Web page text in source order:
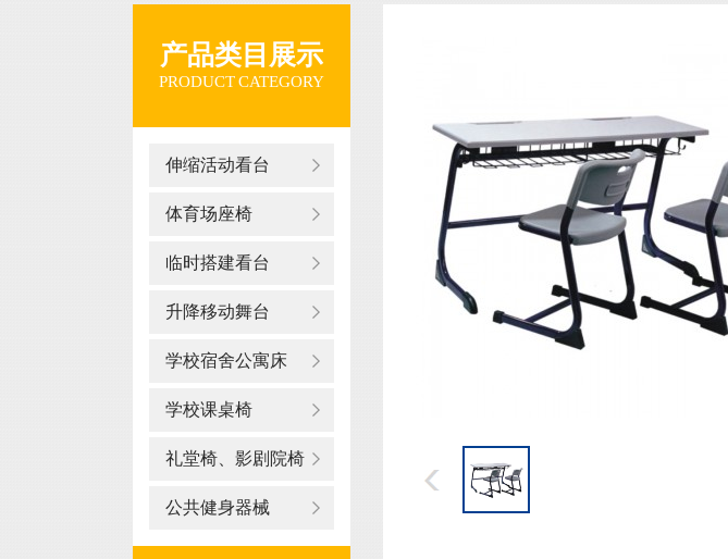
产品类目展示
PRODUCT CATEGORY
伸缩活动看台
体育场座椅
临时搭建看台
升降移动舞台
学校宿舍公寓床
学校课桌椅
礼堂椅、影剧院椅
公共健身器械